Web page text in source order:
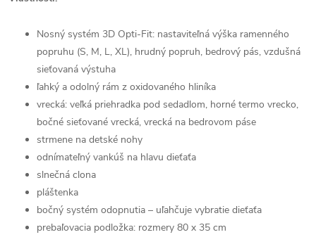
Nosný systém 3D Opti-Fit: nastaviteľná výška ramenného
popruhu (S, M, L, XL), hrudný popruh, bedrový pás, vzdušná
sieťovaná výstuha
ľahký a odolný rám z oxidovaného hliníka
vrecká: veľká priehradka pod sedadlom, horné termo vrecko,
bočné sieťované vrecká, vrecká na bedrovom páse
strmene na detské nohy
odnímateľný vankúš na hlavu dieťaťa
slnečná clona
pláštenka
bočný systém odopnutia – uľahčuje vybratie dieťaťa
prebaľovacia podložka: rozmery 80 x 35 cm